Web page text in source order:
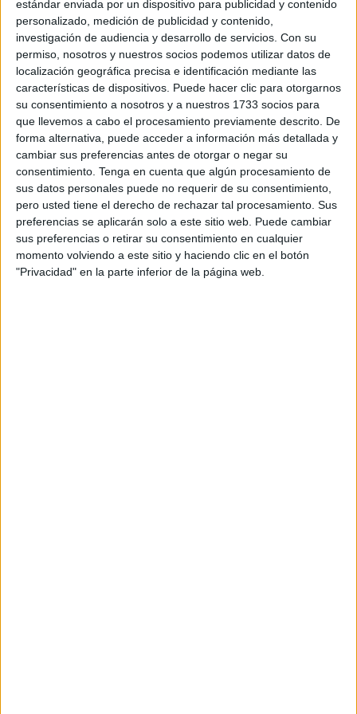
estándar enviada por un dispositivo para publicidad y contenido
personalizado, medición de publicidad y contenido,
investigación de audiencia y desarrollo de servicios. Con su
permiso, nosotros y nuestros socios podemos utilizar datos de
localización geográfica precisa e identificación mediante las
características de dispositivos. Puede hacer clic para otorgarnos
su consentimiento a nosotros y a nuestros 1733 socios para
que llevemos a cabo el procesamiento previamente descrito. De
forma alternativa, puede acceder a información más detallada y
cambiar sus preferencias antes de otorgar o negar su
consentimiento. Tenga en cuenta que algún procesamiento de
sus datos personales puede no requerir de su consentimiento,
pero usted tiene el derecho de rechazar tal procesamiento. Sus
preferencias se aplicarán solo a este sitio web. Puede cambiar
sus preferencias o retirar su consentimiento en cualquier
momento volviendo a este sitio y haciendo clic en el botón
"Privacidad" en la parte inferior de la página web.
“Es un esfuerzo y un sacrificio muy mayoritario. Se han
hecho bastantes trabajos”, cuenta Chaib. Según el joven,
“la barriada ya no es la misma desde hace unos años
incluso se puede comprobar con vídeos de los que se
disponen y todo esto en tiempo récord”.